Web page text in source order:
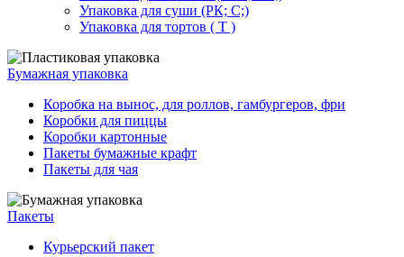
Упаковка для суши (РК; С;)
Упаковка для тортов ( Т )
Бумажная упаковка
Коробка на вынос, для роллов, гамбургеров, фри
Коробки для пиццы
Коробки картонные
Пакеты бумажные крафт
Пакеты для чая
Пакеты
Курьерский пакет